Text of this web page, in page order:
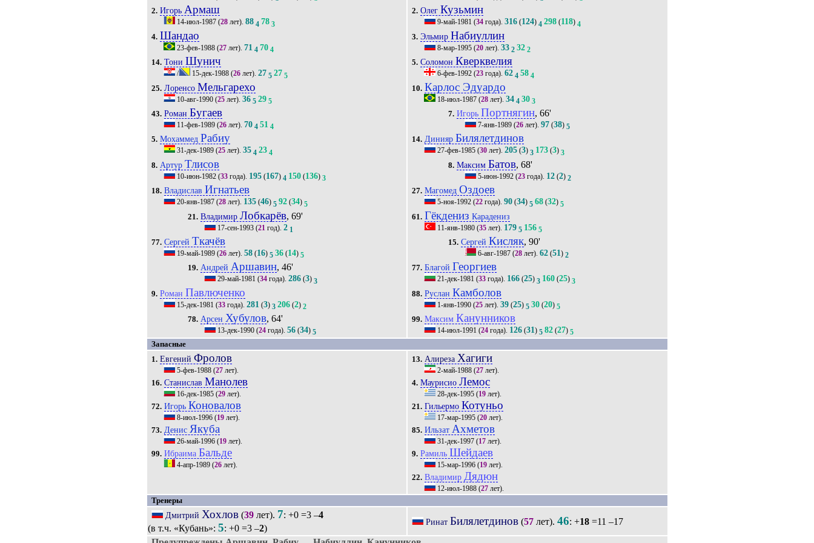
2. ИгорьАрмаш
14-июл-1987 (28 лет).88 4 78 3
4. Шандао
23-фев-1988 (27 лет).71 4 70 4
14. Тони Шунич
/ 15-дек-1988 (26 лет).27 5 27 5
25. Лоренсо Мельгарехо
10-авг-1990 (25 лет).36 5 29 5
43. Роман Бугаев
11-фев-1989 (26 лет).70 4 51 4
5. МохаммедРабиу
31-дек-1989 (25 лет).35 4 23 4
8. АртурТлисов
10-июн-1982 (33 года). 195 (167) 4 150 (136) 3
18. Владислав Игнатьев
20-янв-1987 (28 лет). 135 (46) 5 92 (34) 5
21. ВладимирЛобкарёв, 69'
17-сен-1993(21 год). 2 1
77. СергейТкачёв
19-май-1989 (26 лет).58 (16) 5 36 (14) 5
19. АндрейАршавин, 46'
29-май-1981 (34года). 286(3) 3
9. Роман Павлюченко
15-дек-1981 (33 года).281 (3) 3 206 (2) 2
78. Арсен Хубулов, 64'
13-дек-1990(24года). 56(34) 5
2. ОлегКузьмин
9-май-1981 (34 года).316 (124) 4 298 (118) 4
3. Эльмир Набиуллин
8-мар-1995 (20 лет).33 2 32 2
5. Соломон Кверквелия
6-фев-1992 (23 года).62 4 58 4
10. Карлос Эдуардо
18-июл-1987 (28 лет).34 4 30 3
7. Игорь Портнягин, 66'
7-янв-1989(26лет). 97(38) 5
14. ДиниярБилялетдинов
27-фев-1985 (30 лет).205 (3) 3 173 (3) 3
8. Максим Батов, 68'
5-июн-1992(23года). 12(2) 2
27. МагомедОздоев
5-ноя-1992 (22 года).90 (34) 5 68 (32) 5
61. Гёкдениз Карадениз
11-янв-1980 (35 лет). 179 5 156 5
15. Сергей Кисляк, 90'
6-авг-1987(28лет). 62(51) 2
77. БлагойГеоргиев
21-дек-1981 (33 года). 166 (25) 3 160 (25) 3
88. Руслан Камболов
1-янв-1990 (25 лет).39 (25) 5 30 (20) 5
99. Максим Канунников
14-июл-1991 (24 года). 126 (31) 5 82 (27) 5
Запасные
1. ЕвгенийФролов
5-фев-1988 (27 лет).
16. Станислав Манолев
16-дек-1985 (29 лет).
72. Игорь Коновалов
8-июл-1996 (19 лет).
73. Денис Якуба
26-май-1996 (19 лет).
99. Ибраима Бальде
4-апр-1989 (26 лет).
13. Алиреза Хагиги
2-май-1988 (27 лет).
4. МаурисиоЛемос
28-дек-1995 (19 лет).
21. Гильермо Котуньо
17-мар-1995 (20 лет).
85. Ильзат Ахметов
31-дек-1997 (17 лет).
9. Рамиль Шейдаев
15-мар-1996 (19 лет).
22. Владимир Дядюн
12-июл-1988 (27 лет).
Тренеры
Дмитрий Хохлов (39 лет). 7: +0 =3 –4
(в т.ч. «Кубань»: 5: +0 =3 –2)
Ринат Билялетдинов (57 лет).46: +18 =11 –17